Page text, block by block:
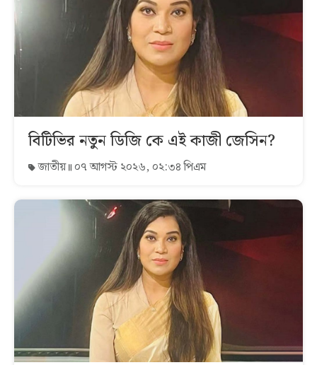
বিটিভির নতুন ডিজি কে এই কাজী জেসিন?
জাতীয় ০৭ আগস্ট ২০২৬, ০২:৩৪ পিএম